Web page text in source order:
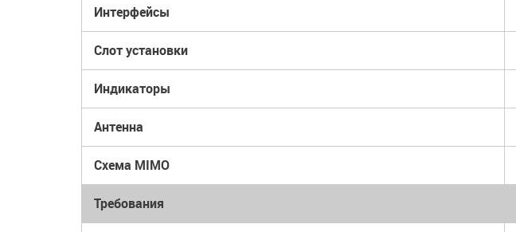
Интерфейсы
Слот установки
Индикаторы
Антенна
Схема MIMO
Требования